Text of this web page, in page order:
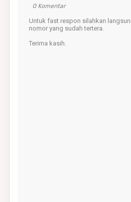
0 Komentar
Untuk fast respon silahkan
nomor yang sudah tertera.
Terima kasih.